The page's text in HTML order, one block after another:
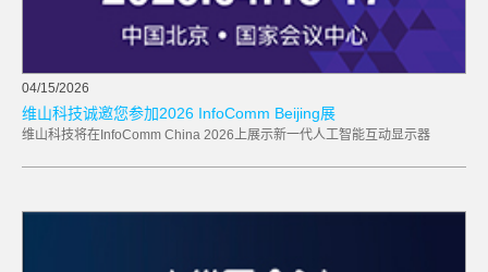
04/15/2026
维山科技诚邀您参加2026 InfoComm Beijing展
维山科技将在InfoComm China 2026上展示新一代人工智能互动显示器